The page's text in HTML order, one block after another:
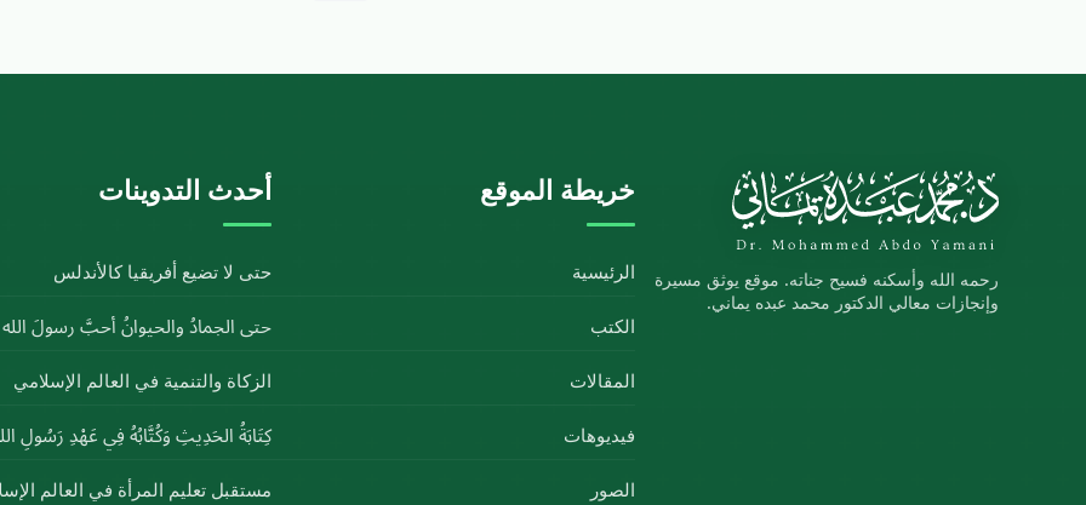
رحمه الله وأسكنه فسيح جناته. موقع يوثق مسيرة
وإنجازات معالي الدكتور محمد عبده يماني.
خريطة الموقع
الرئيسية
الكتب
المقالات
فيديوهات
الصور
أحدث التدوينات
حتى لا تضيع أفريقيا كالأندلس
حتى الجمادُ والحيوانُ أحبَّ رسولَ
الزكاة والتنمية في العالم الإسلامي
كِتَابَةُ الحَدِيثِ وَكُتَّابُهُ فِي عَهْدِ رَسُولِ
مستقبل تعليم المرأة في العالم